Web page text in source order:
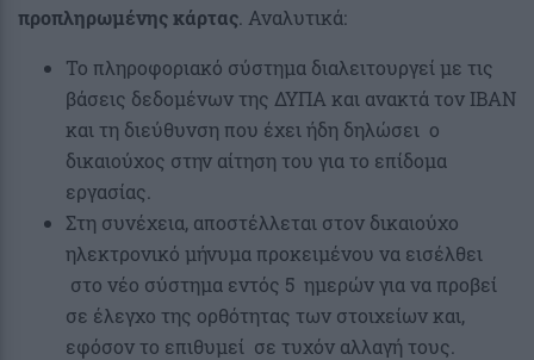
προπληρωμένης κάρτας. Αναλυτικά:
Το πληροφοριακό σύστημα διαλειτουργεί με τις
βάσεις δεδομένων της ΔΥΠΑ και ανακτά τον IBAN
και τη διεύθυνση που έχει ήδη δηλώσει ο
δικαιούχος στην αίτηση του για το επίδομα
εργασίας.
Στη συνέχεια, αποστέλλεται στον δικαιούχο
ηλεκτρονικό μήνυμα προκειμένου να εισέλθει
στο νέο σύστημα εντός 5 ημερών για να προβεί
σε έλεγχο της ορθότητας των στοιχείων και,
εφόσον το επιθυμεί σε τυχόν αλλαγή τους.